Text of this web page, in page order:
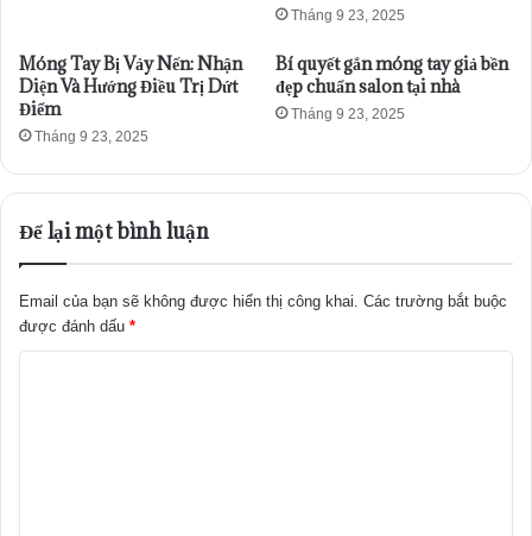
Tháng 9 23, 2025
Móng Tay Bị Vảy Nến: Nhận
Diện Và Hướng Điều Trị Dứt
Điểm
Tháng 9 23, 2025
Bí quyết gắn móng tay giả bền
đẹp chuẩn salon tại nhà
Tháng 9 23, 2025
Để lại một bình luận
Email của bạn sẽ không được hiển thị công khai. Các trường bắt buộc
được đánh dấu *